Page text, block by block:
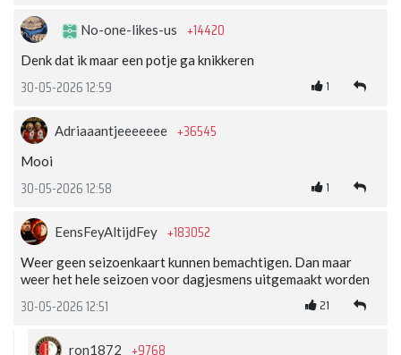
No-one-likes-us +14420
Denk dat ik maar een potje ga knikkeren
30-05-2026 12:59 1
Adriaaantjeeeeeee +36545
Mooi
30-05-2026 12:58 1
EensFeyAltijdFey +183052
Weer geen seizoenkaart kunnen bemachtigen. Dan maar
weer het hele seizoen voor dagjesmens uitgemaakt worden
30-05-2026 12:51 21
ron1872 +9768